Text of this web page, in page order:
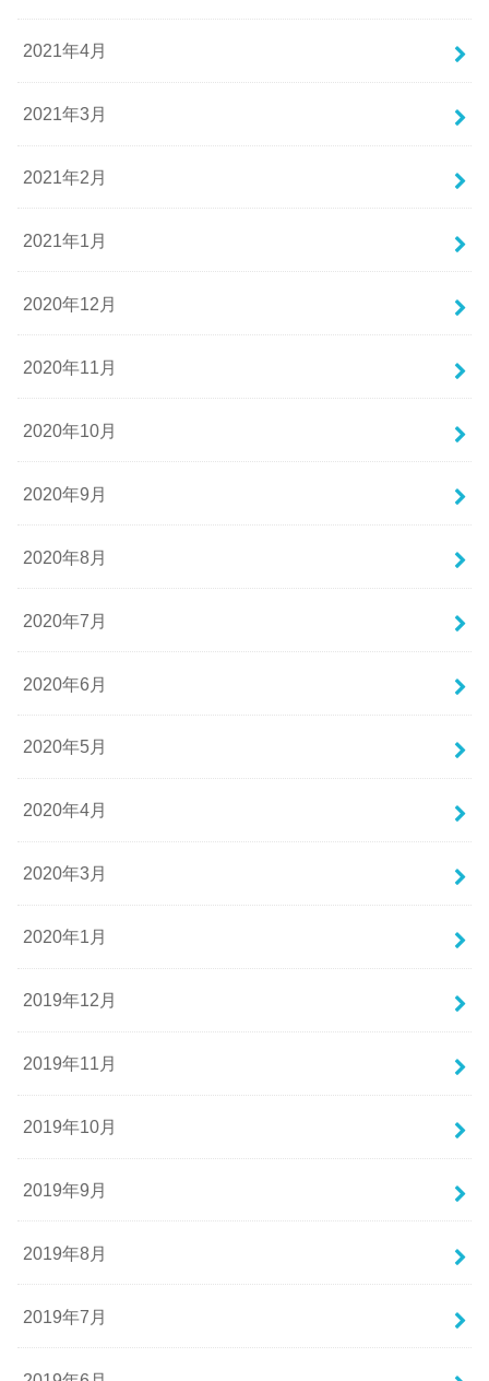
2021年4月
2021年3月
2021年2月
2021年1月
2020年12月
2020年11月
2020年10月
2020年9月
2020年8月
2020年7月
2020年6月
2020年5月
2020年4月
2020年3月
2020年1月
2019年12月
2019年11月
2019年10月
2019年9月
2019年8月
2019年7月